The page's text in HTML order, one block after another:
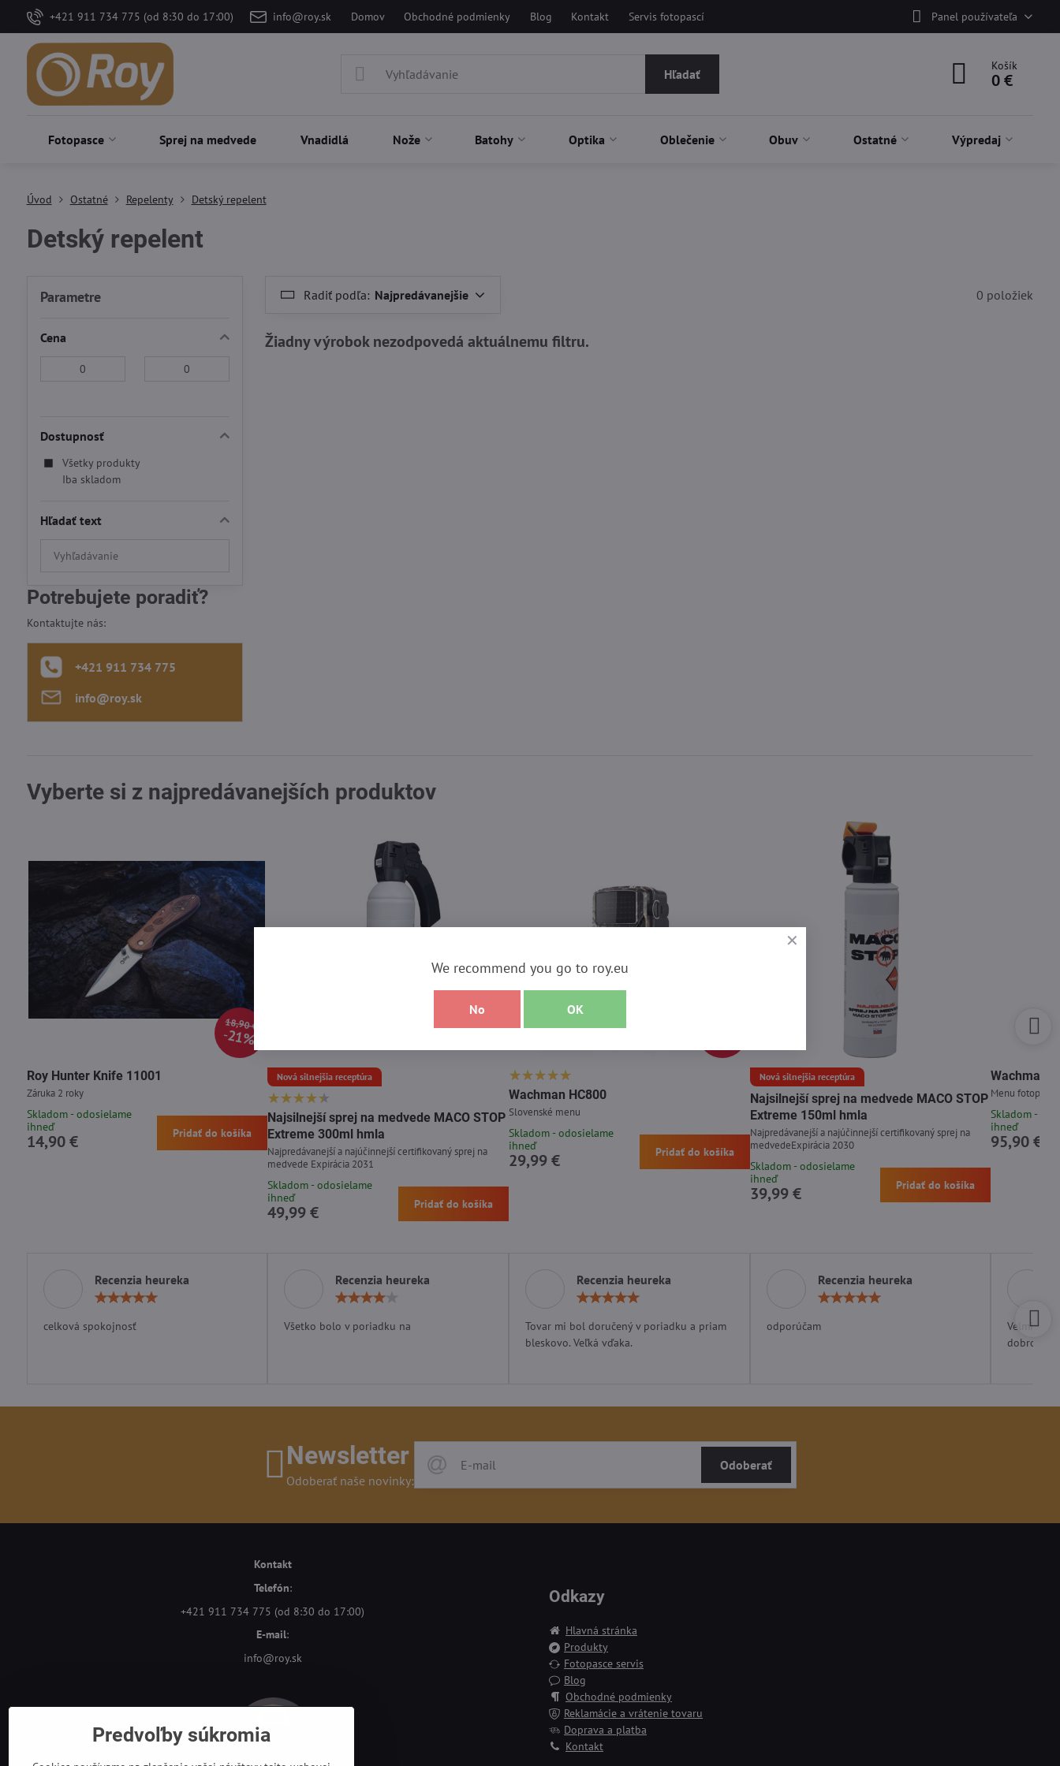
+421 911 734 775 (od 8:30 do 17:00) info@roy.sk Domov Obchodné podmienky Blog Kontakt Servis fotopascí Panel používateľa
Hľadať
Košík
0 €
Fotopasce Sprej na medvede Vnadidlá Nože Batohy Optika Oblečenie Obuv Ostatné Výpredaj
Úvod Ostatné Repelenty Detský repelent
Detský repelent
Radiť podľa: Najpredávanejšie 0 položiek
Parametre
Cena
Dostupnosť
Všetky produkty
Iba skladom
Hľadať text
Prehľadať
výsledky
fulltextom
Potrebujete poradiť?
Kontaktujte nás:
+421 911 734 775
info​@roy​.sk
Vyberte si z najpredávanejších produktov
18,90 €
21%
Roy Hunter Knife 11001
Záruka 2 roky
Skladom - odosielame
ihneď
14,90 € Pridať do košíka
Nová silnejšia receptúra
Najsilnejší sprej na medvede MACO STOP
Extreme 300ml hmla
Najpredávanejší a najúčinnejší certifikovaný sprej na
medvede Expirácia 2031
Skladom - odosielame
ihneď
49,99 € Pridať do košíka
Wachman HC800
Slovenské menu
Skladom - odosielame
ihneď
29,99 € Pridať do košíka
Nová silnejšia receptúra
Najsilnejší sprej na medvede MACO STOP
Extreme 150ml hmla
Najpredávanejší a najúčinnejší certifikovaný sprej na
medvedeExpirácia 2030
Skladom - odosielame
ihneď
39,99 € Pridať do košíka
Wachman
Menu
Skladom -
ihneď
95,90 €
Recenzia heureka
celková spokojnosť
Recenzia heureka
Všetko bolo v poriadku na
Recenzia heureka
/
5
Tovar mi bol doručený v poriadku a priam
bleskovo. Veľká vďaka.
Recenzia heureka
odporúčam
Velmi
dobrom
Newsletter
Odoberať naše novinky:
Odoberať
Kontakt
Telefón:
+421 911 734 775 (od 8:30 do 17:00)
E-mail:
info@roy.sk
Odkazy
Hlavná stránka
Produkty
Fotopasce servis
Blog
Obchodné podmienky
Reklamácie a vrátenie tovaru
Doprava a platba
Kontakt
Predvoľby súkromia
We recommend you go to roy.eu
No OK